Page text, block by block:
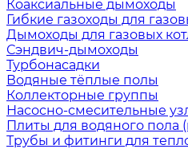
Коаксиальные дымоходы
Гибкие газоходы для
Дымоходы для газовых
Сэндвич-дымоходы
Турбонасадки
Водяные тёплые полы
Коллекторные группы
Насосно-смесительные
Плиты для водяного пола
Трубы и фитинги для